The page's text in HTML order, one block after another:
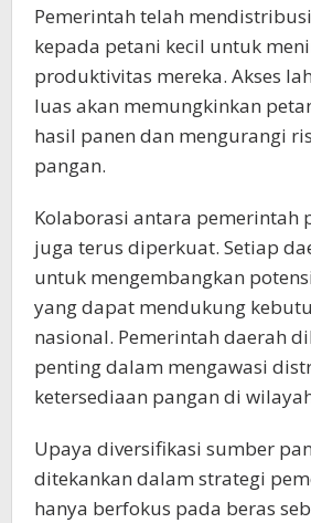
Pemerintah telah
kepada petani kecil untuk
produktivitas mereka. Akses
luas akan memungkinkan
hasil panen dan mengurangi
pangan.
Kolaborasi antara pemerintah
juga terus diperkuat. Setiap
untuk mengembangkan
yang dapat mendukung
nasional. Pemerintah daerah
penting dalam mengawasi
ketersediaan pangan di
Upaya diversifikasi sumber
ditekankan dalam strategi
hanya berfokus pada beras